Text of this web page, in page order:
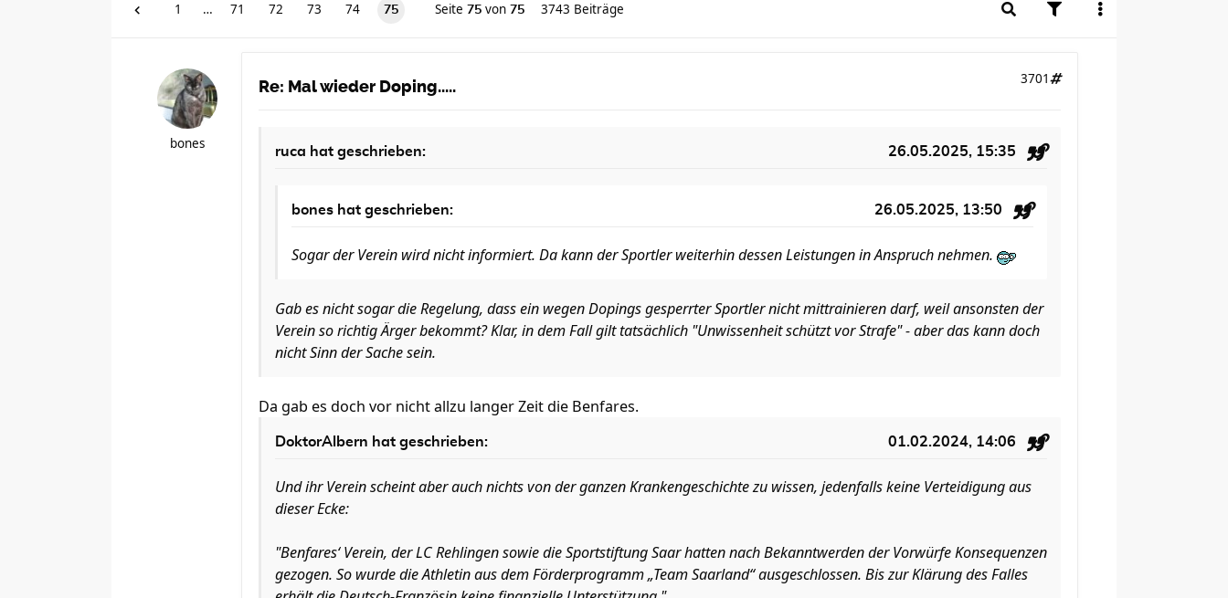
1 … 71 72 73 74 75 Seite 75 von 75 3743 Beiträge
bones
Re: Mal wieder Doping..... 3701
ruca hat geschrieben: 26.05.2025, 15:35
bones hat geschrieben: 26.05.2025, 13:50
Sogar der Verein wird nicht informiert. Da kann der Sportler weiterhin dessen Leistungen in Anspruch nehmen.
Gab es nicht sogar die Regelung, dass ein wegen Dopings gesperrter Sportler nicht mittrainieren darf, weil ansonsten der
Verein so richtig Ärger bekommt? Klar, in dem Fall gilt tatsächlich "Unwissenheit schützt vor Strafe" - aber das kann doch
nicht Sinn der Sache sein.
Da gab es doch vor nicht allzu langer Zeit die Benfares.
DoktorAlbern hat geschrieben: 01.02.2024, 14:06
Und ihr Verein scheint aber auch nichts von der ganzen Krankengeschichte zu wissen, jedenfalls keine Verteidigung aus
dieser Ecke:
"Benfares‘ Verein, der LC Rehlingen sowie die Sportstiftung Saar hatten nach Bekanntwerden der Vorwürfe Konsequenzen
gezogen. So wurde die Athletin aus dem Förderprogramm „Team Saarland“ ausgeschlossen. Bis zur Klärung des Falles